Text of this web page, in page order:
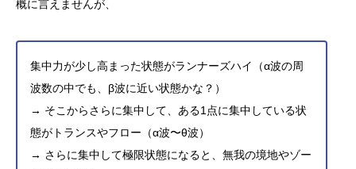
概に言えませんが、
集中力が少し高まった状態がランナーズハイ（α波の周
波数の中でも、β波に近い状態かな？）
→ そこからさらに集中して、ある1点に集中している状
態がトランスやフロー（α波〜θ波）
→ さらに集中して極限状態になると、無我の境地やゾー